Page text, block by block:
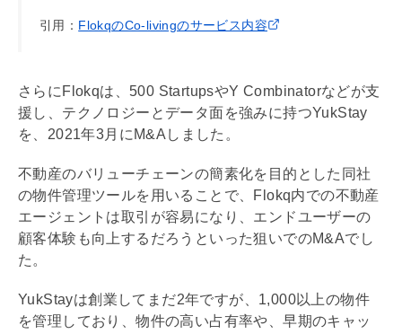
引用： FlokqのCo-livingのサービス内容
さらにFlokqは、500 StartupsやY Combinatorなどが支
援し、テクノロジーとデータ面を強みに持つYukStay
を、2021年3月にM&Aしました。
不動産のバリューチェーンの簡素化を目的とした同社
の物件管理ツールを用いることで、Flokq内での不動産
エージェントは取引が容易になり、エンドユーザーの
顧客体験も向上するだろうといった狙いでのM&Aでし
た。
YukStayは創業してまだ2年ですが、1,000以上の物件
を管理しており、物件の高い占有率や、早期のキャッ